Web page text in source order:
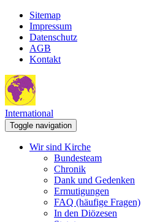
Sitemap
Impressum
Datenschutz
AGB
Kontakt
International
Toggle navigation
Wir sind Kirche
Bundesteam
Chronik
Dank und Gedenken
Ermutigungen
FAQ (häufige Fragen)
In den Diözesen